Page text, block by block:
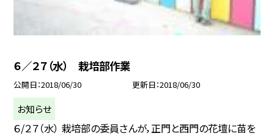
６／２７（水） 栽培部作業
公開日 2018/06/30 更新日 2018/06/30
お知らせ
６/２７（水） 栽培部の委員さんが，正門と西門の花壇に苗を